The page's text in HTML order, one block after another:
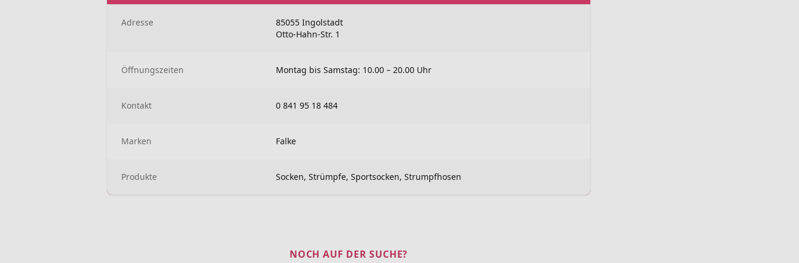
Adresse
85055 Ingolstadt
Otto-Hahn-Str. 1
Öffnungszeiten Montag bis Samstag: 10.00 – 20.00 Uhr
Kontakt 0 841 95 18 484
Marken Falke
Produkte Socken, Strümpfe, Sportsocken, Strumpfhosen
NOCH AUF DER SUCHE?